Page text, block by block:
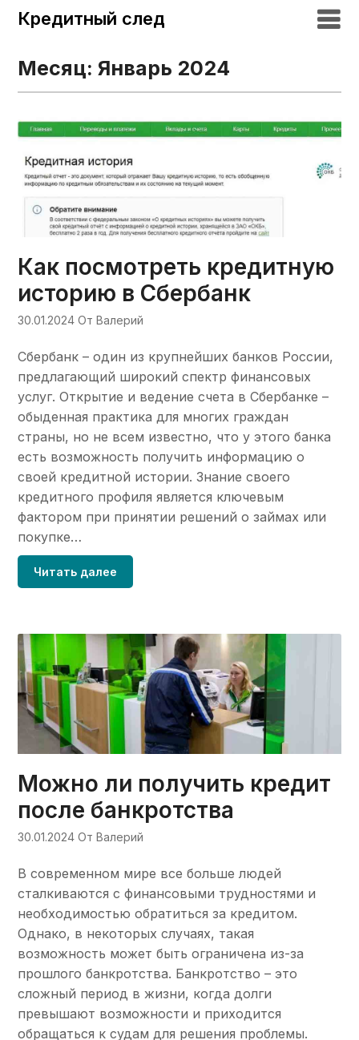
Кредитный след
Месяц:Январь 2024
Как посмотреть кредитную
историю в Сбербанк
30.01.2024 От Валерий
Сбербанк – один из крупнейших банков России,
предлагающий широкий спектр финансовых
услуг. Открытие и ведение счета в Сбербанке –
обыденная практика для многих граждан
страны, но не всем известно, что у этого банка
есть возможность получить информацию о
своей кредитной истории. Знание своего
кредитного профиля является ключевым
фактором при принятии решений о займах или
покупке…
Читать далее
Можно ли получить кредит
после банкротства
30.01.2024 От Валерий
В современном мире все больше людей
сталкиваются с финансовыми трудностями и
необходимостью обратиться за кредитом.
Однако, в некоторых случаях, такая
возможность может быть ограничена из-за
прошлого банкротства. Банкротство – это
сложный период в жизни, когда долги
превышают возможности и приходится
обращаться к судам для решения проблемы.